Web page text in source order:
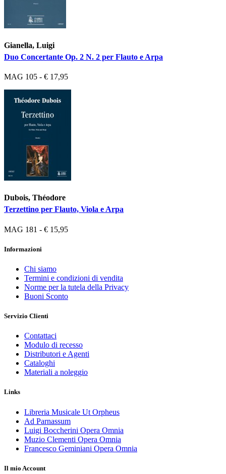
Gianella, Luigi
Duo Concertante Op. 2 N. 2 per Flauto e Arpa
MAG 105 - € 17,95
Dubois, Théodore
Terzettino per Flauto, Viola e Arpa
MAG 181 - € 15,95
Informazioni
Chi siamo
Termini e condizioni di vendita
Norme per la tutela della Privacy
Buoni Sconto
Servizio Clienti
Contattaci
Modulo di recesso
Distributori e Agenti
Cataloghi
Materiali a noleggio
Links
Libreria Musicale Ut Orpheus
Ad Parnassum
Luigi Boccherini Opera Omnia
Muzio Clementi Opera Omnia
Francesco Geminiani Opera Omnia
Il mio Account